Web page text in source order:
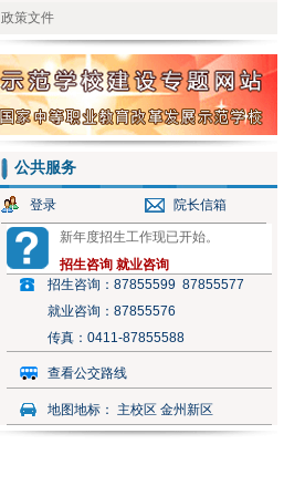
政策文件
公共服务
登录 院长信箱
新年度招生工作现已开始。
招生咨询 就业咨询
招生咨询： 87855599 87855577
就业咨询： 87855576
传真： 0411-87855588
查看公交路线
地图地标： 主校区 金州新区